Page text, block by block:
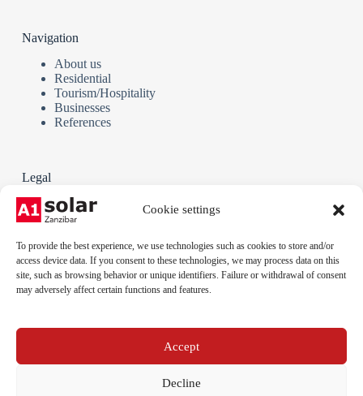
Cookie settings
To provide the best experience, we use technologies such as cookies to store and/or
access device data. If you consent to these technologies, we may process data on this
site, such as browsing behavior or unique identifiers. Failure or withdrawal of consent
may adversely affect certain functions and features.
Accept
Decline
Navigation
About us
Residential
Tourism/Hospitality
Businesses
References
Legal
Terms and Conditions
Privacy policy
Legal notice
info@a1solar.co.tz
Address:
Jambiani, Kibigija, Unguja, Tanzania